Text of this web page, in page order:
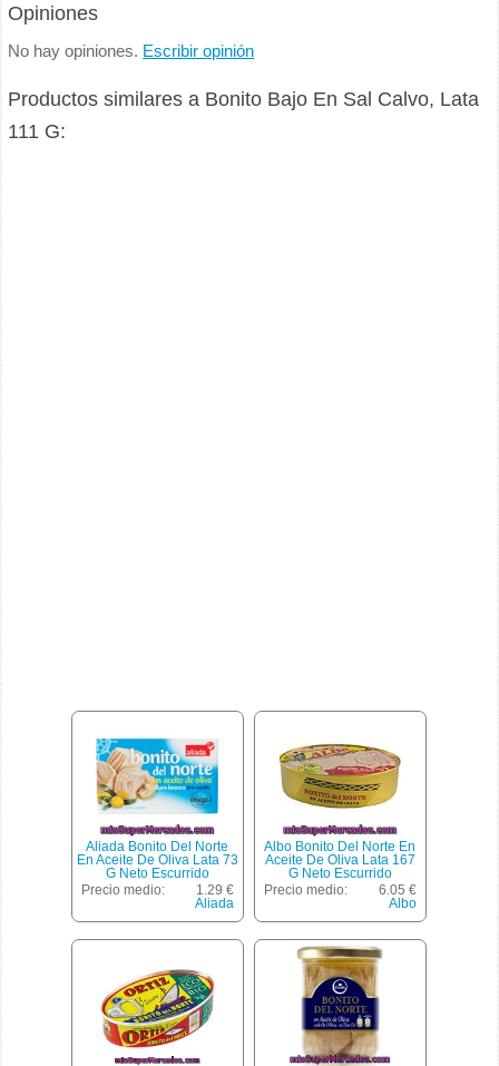
Opiniones
No hay opiniones. Escribir opinión
Productos similares a Bonito Bajo En Sal Calvo, Lata
111 G:
Aliada Bonito Del Norte
En Aceite De Oliva Lata 73
G Neto Escurrido
Precio medio:
1.29 €
Aliada
Albo Bonito Del Norte En
Aceite De Oliva Lata 167
G Neto Escurrido
Precio medio:
6.05 €
Albo